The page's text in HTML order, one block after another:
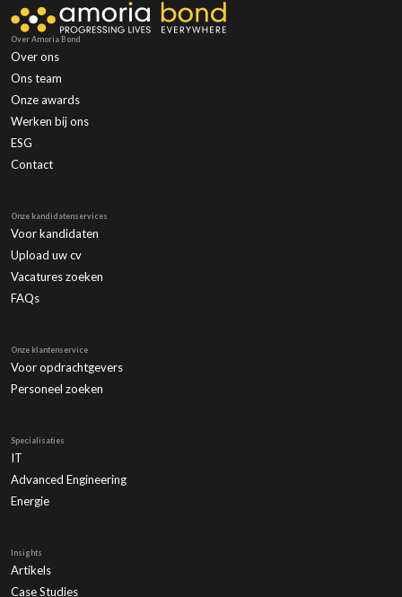
Over Amoria Bond
Over ons
Ons team
Onze awards
Werken bij ons
ESG
Contact
Onze kandidatenservices
Voor kandidaten
Upload uw cv
Vacatures zoeken
FAQs
Onze klantenservice
Voor opdrachtgevers
Personeel zoeken
Specialisaties
IT
Advanced Engineering
Energie
Insights
Artikels
Case Studies